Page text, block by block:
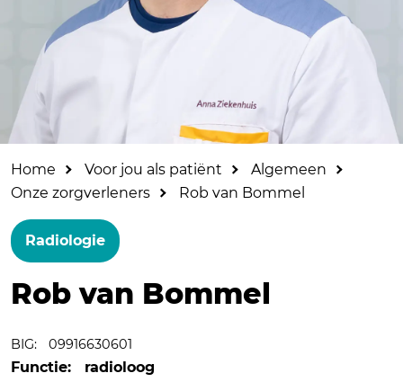
Home Voor jou als patiënt
Algemeen
Onze zorgverleners
Rob van Bommel
Radiologie
Rob van Bommel
BIG: 09916630601
Functie: radioloog